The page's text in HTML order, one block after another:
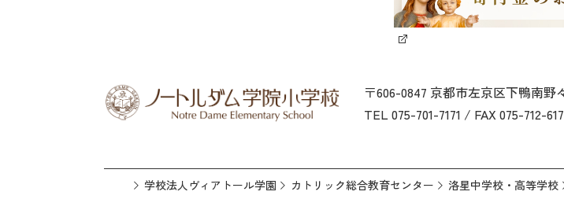
〒606-0847 京都市左京区下鴨南野
TEL 075-701-7171 / FAX 075-712-
学校法人ヴィアトール学園 カトリック総合教育センター 洛星中学校・高等学校